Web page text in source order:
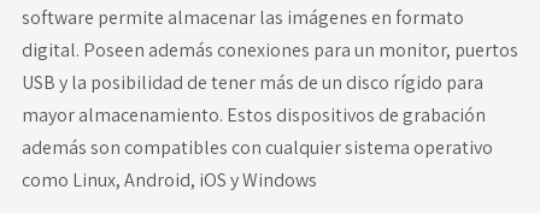
software permite almacenar las imágenes en formato
digital. Poseen además conexiones para un monitor, puertos
USB y la posibilidad de tener más de un disco rígido para
mayor almacenamiento. Estos dispositivos de grabación
además son compatibles con cualquier sistema operativo
como Linux, Android, iOS y Windows